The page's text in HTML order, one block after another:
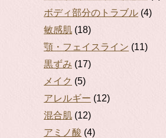
ボディ部分のトラブル (4)
敏感肌 (18)
顎・フェイスライン (11)
黒ずみ (17)
メイク (5)
アレルギー (12)
混合肌 (12)
アミノ酸 (4)